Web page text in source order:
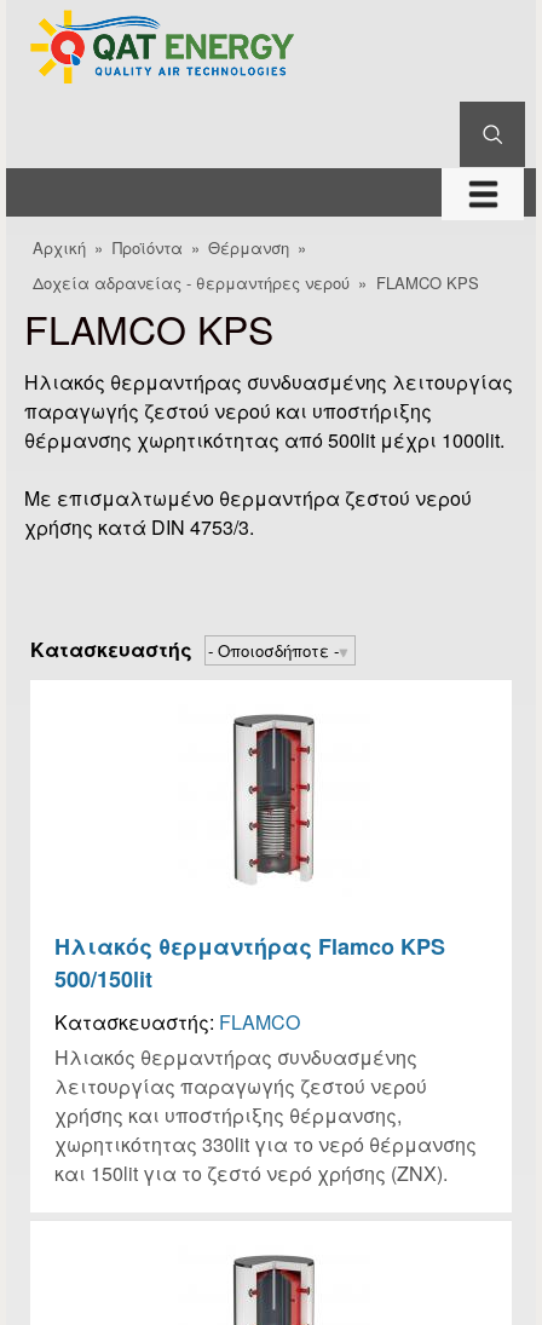
κυρίως περιεχόμενο
QAT
Energy
μενού
Είστε εδώ
Αρχική » Προϊόντα » Θέρμανση »
Δοχεία αδρανείας - θερμαντήρες νερού » FLAMCO KPS
FLAMCO KPS
Ηλιακός θερμαντήρας συνδυασμένης λειτουργίας
παραγωγής ζεστού νερού και υποστήριξης
θέρμανσης χωρητικότητας από 500lit μέχρι 1000lit.
Mε επισμαλτωμένο θερμαντήρα ζεστού νερού
χρήσης κατά DIN 4753/3.
Κατασκευαστής
Ηλιακός θερμαντήρας Flamco KPS
500/150lit
Κατασκευαστής: FLAMCO
Ηλιακός θερμαντήρας συνδυασμένης
λειτουργίας παραγωγής ζεστού νερού
χρήσης και υποστήριξης θέρμανσης,
χωρητικότητας 330lit για το νερό θέρμανσης
και 150lit για το ζεστό νερό χρήσης (ΖΝΧ).